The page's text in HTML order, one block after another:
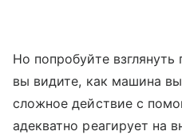
Но попробуйте
вы видите, как машина
сложное действие с
адекватно реагирует на